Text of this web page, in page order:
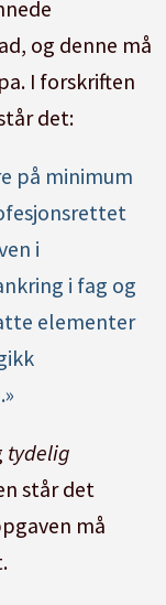
og denne må
I forskriften
det:
på minimum
i
i fag og
elementer
tydelig
står det
må